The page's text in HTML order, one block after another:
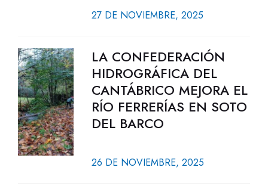
27 DE NOVIEMBRE, 2025
LA CONFEDERACIÓN
HIDROGRÁFICA DEL
CANTÁBRICO MEJORA EL
RÍO FERRERÍAS EN SOTO
DEL BARCO
26 DE NOVIEMBRE, 2025